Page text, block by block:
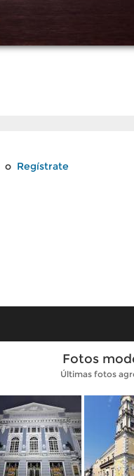
o Regístrate
Fotos
Últimas fotos